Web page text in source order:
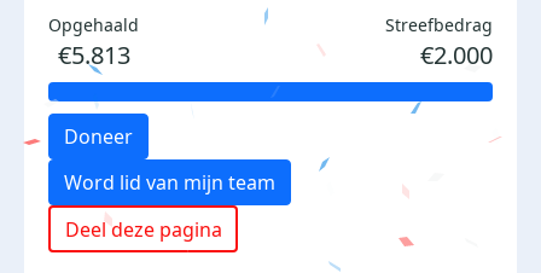
Opgehaald
€5.813
Streefbedrag
€2.000
Doneer
Word lid van mijn team
Deel deze pagina